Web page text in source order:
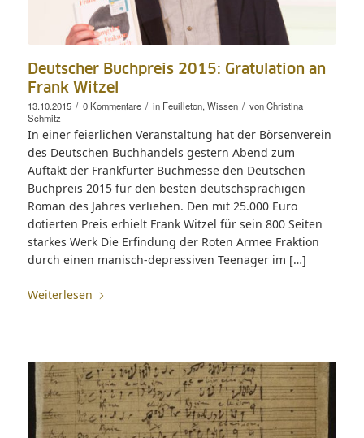
Deutscher Buchpreis 2015: Gratulation an
Frank Witzel
13.10.2015 / 0 Kommentare / in Feuilleton,Wissen / vonChristina
Schmitz
In einer feierlichen Veranstaltung hat der Börsenverein
des Deutschen Buchhandels gestern Abend zum
Auftakt der Frankfurter Buchmesse den Deutschen
Buchpreis 2015 für den besten deutschsprachigen
Roman des Jahres verliehen. Den mit 25.000 Euro
dotierten Preis erhielt Frank Witzel für sein 800 Seiten
starkes Werk Die Erfindung der Roten Armee Fraktion
durch einen manisch-depressiven Teenager im […]
Weiterlesen